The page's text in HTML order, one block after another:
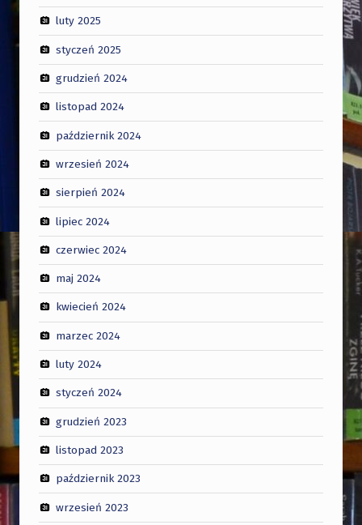
luty 2025
styczeń 2025
grudzień 2024
listopad 2024
październik 2024
wrzesień 2024
sierpień 2024
lipiec 2024
czerwiec 2024
maj 2024
kwiecień 2024
marzec 2024
luty 2024
styczeń 2024
grudzień 2023
listopad 2023
październik 2023
wrzesień 2023